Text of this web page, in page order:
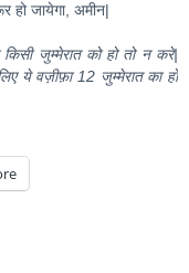
हो जायेगा, अमीन|
जुम्मेरात को हो तो न करे|
ये वज़ीफ़ा 12 जुम्मेरात का हो